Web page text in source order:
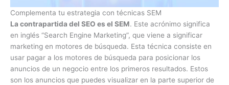
Complementa tu estrategia con técnicas SEM
La contrapartida del SEO es el SEM. Este acrónimo significa
en inglés “Search Engine Marketing”, que viene a significar
marketing en motores de búsqueda. Esta técnica consiste en
usar pagar a los motores de búsqueda para posicionar los
anuncios de un negocio entre los primeros resultados. Estos
son los anuncios que puedes visualizar en la parte superior de